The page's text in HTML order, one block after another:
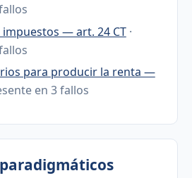
— art. 24 CT ·
para producir la renta —
en 3 fallos